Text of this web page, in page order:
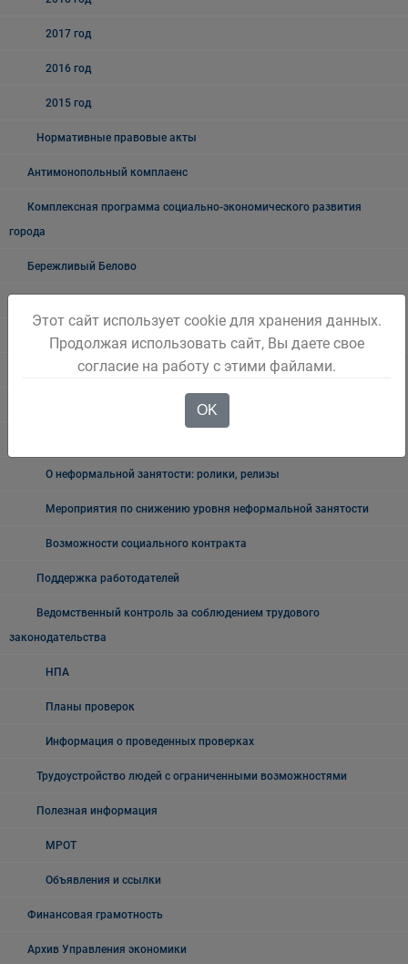
2017 год
2016 год
2015 год
Нормативные правовые акты
Антимонопольный комплаенс
Комплексная программа социально-экономического развития
города
Бережливый Белово
Примеры проектов
Новостной блок
О неформальной занятости: ролики, релизы
Мероприятия по снижению уровня неформальной занятости
Возможности социального контракта
Поддержка работодателей
Ведомственный контроль за соблюдением трудового
законодательства
НПА
Планы проверок
Информация о проведенных проверках
Трудоустройство людей с ограниченными возможностями
Полезная информация
МРОТ
Объявления и ссылки
Финансовая грамотность
Архив Управления экономики
Этот сайт использует cookie для хранения данных.
Продолжая использовать сайт, Вы даете свое
согласие на работу с этими файлами.
OK